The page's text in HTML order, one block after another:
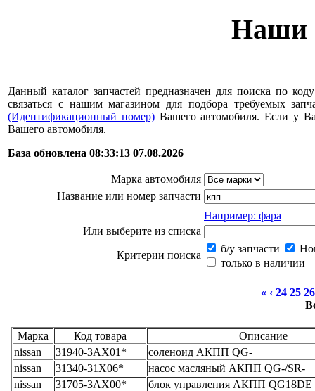
Наши
Данный каталог запчастей предназначен для поиска по
связаться с нашим магазином для подбора требуемых
(Идентификационный номер)Вашего автомобиля. Если у
Вашего автомобиля.
База обновлена 08:33:13 07.08.2026
Марка автомобиля
Название или номер запчасти
Например: фара
Или выберите из списка
Критерии поиска
б/у запчасти
только в наличии
« ‹ 24 25 26
Марка Код товара
Описание
nissan
31940-3AX01*
соленоид АКПП QG-
nissan
31340-31X06*
насос масляный АКПП QG-/SR-
nissan
31705-3AX00*
блок управления АКПП QG18DE